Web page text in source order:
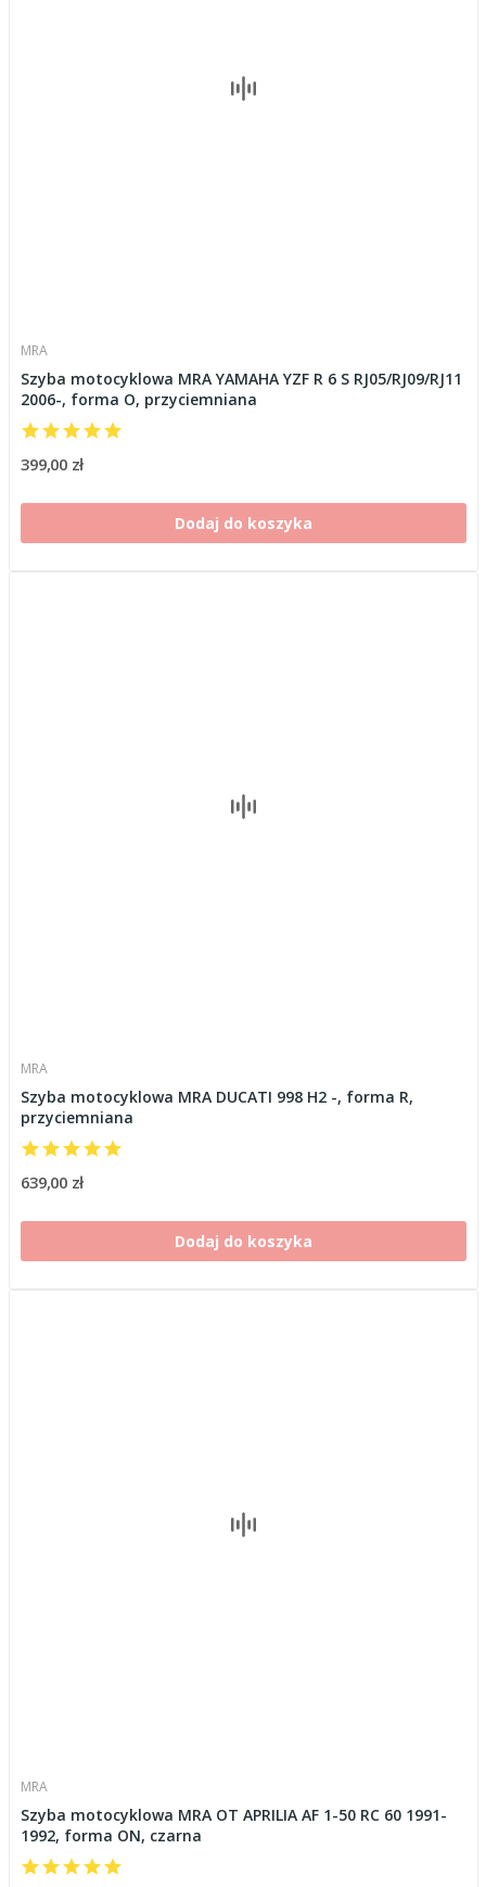
MRA
Szyba motocyklowa MRA YAMAHA YZF R 6 S RJ05/RJ09/RJ11
2006-, forma O, przyciemniana
399,00 zł
Dodaj do koszyka
MRA
Szyba motocyklowa MRA DUCATI 998 H2 -, forma R,
przyciemniana
639,00 zł
Dodaj do koszyka
MRA
Szyba motocyklowa MRA OT APRILIA AF 1-50 RC 60 1991-
1992, forma ON, czarna